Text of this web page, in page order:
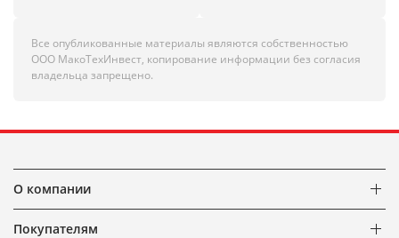
Все опубликованные материалы являются собственностью
ООО МакоТехИнвест, копирование информации без согласия
владельца запрещено.
О компании
Покупателям